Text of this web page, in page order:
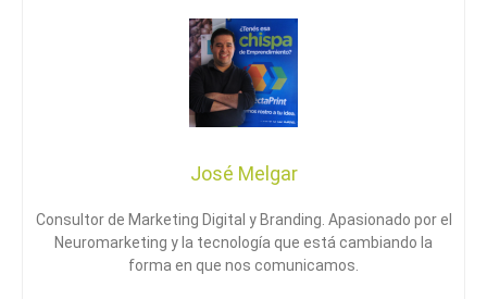
José Melgar
Consultor de Marketing Digital y Branding. Apasionado por el
Neuromarketing y la tecnología que está cambiando la
forma en que nos comunicamos.